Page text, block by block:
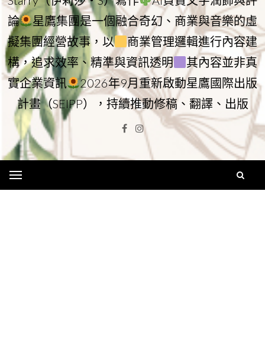
論
星鷹集團是一個融合奇幻、商業與音樂的虛
擬集團經營故事，以
商業管理邏輯進行內容建
構，追求效率、精準與資訊透明
其內容並非真
實企業資訊
2026年9月重新啟動星鷹國際出版
計畫（SEIPP），持續推動修稿、翻譯、出版
Facebook
Instagram